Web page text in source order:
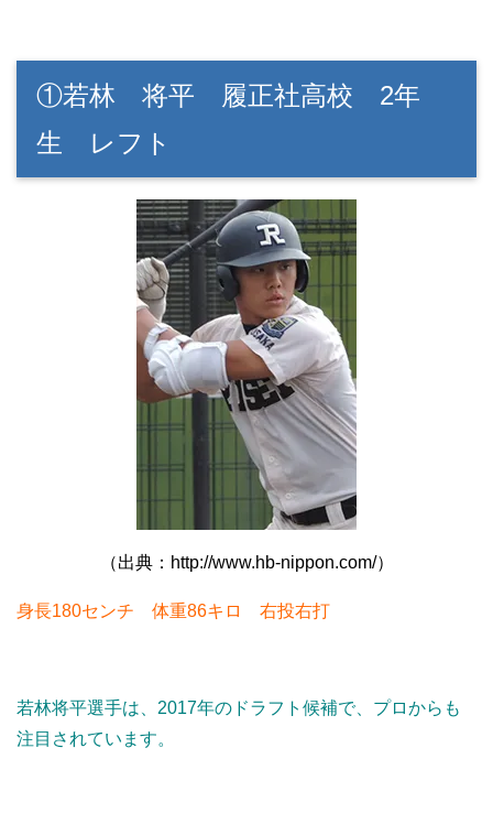
①若林 将平 履正社高校 2年
生 レフト
（出典：http://www.hb-nippon.com/）
身長180センチ 体重86キロ 右投右打
若林将平選手は、2017年のドラフト候補で、プロからも
注目されています。